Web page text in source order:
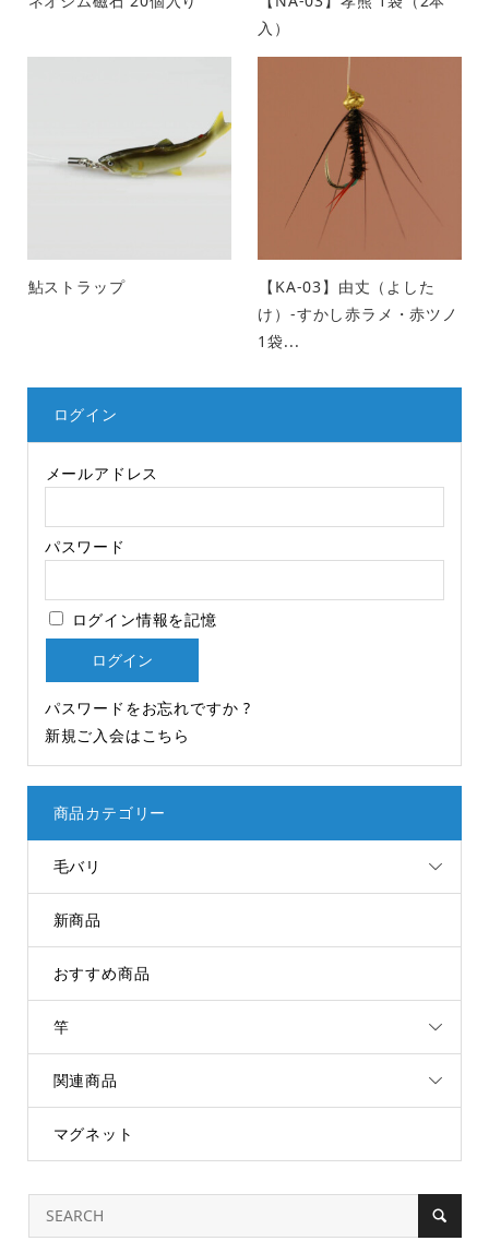
入）
鮎ストラップ
【KA-03】由丈（よした
け）-すかし赤ラメ・赤ツノ
1袋...
ログイン
メールアドレス
パスワード
ログイン情報を記憶
パスワードをお忘れですか ?
新規ご入会はこちら
商品カテゴリー
毛バリ
新商品
おすすめ商品
竿
関連商品
マグネット